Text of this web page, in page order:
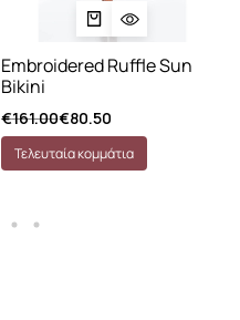
Embroidered Ruffle Sun
Bikini
€161.00€80.50
Τελευταία κομμάτια